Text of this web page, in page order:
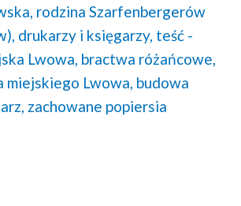
rodzina Szarfenbergerów
drukarzy i księgarzy, teść -
Lwowa, bractwa różańcowe,
miejskiego Lwowa, budowa
zachowane popiersia